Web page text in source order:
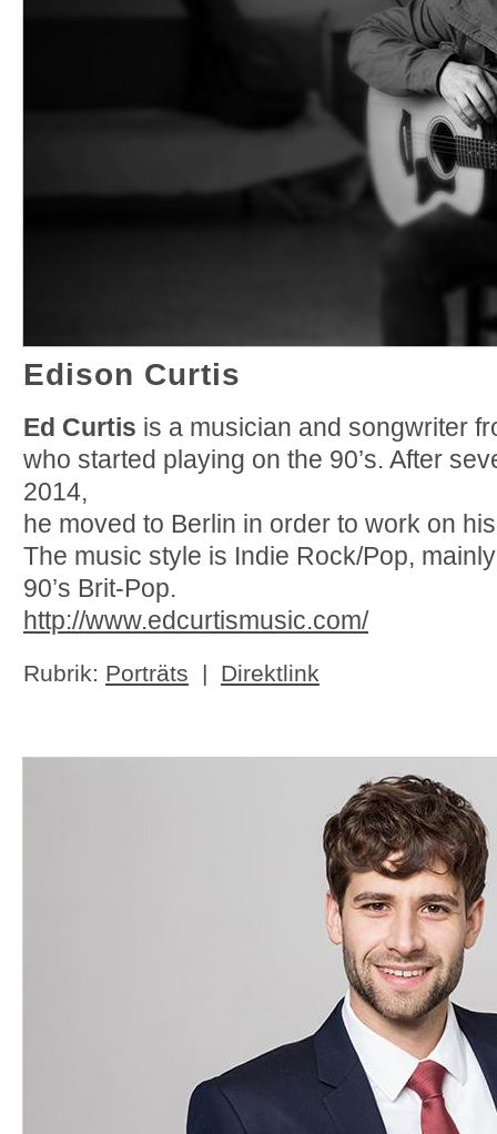
Edison Curtis
Ed Curtis is a musician and songwriter
who started playing on the 90’s. After
2014,
he moved to Berlin in order to work on
The music style is Indie Rock/Pop,
90’s Brit-Pop.
http://www.edcurtismusic.com/
Rubrik: Porträts | Direktlink